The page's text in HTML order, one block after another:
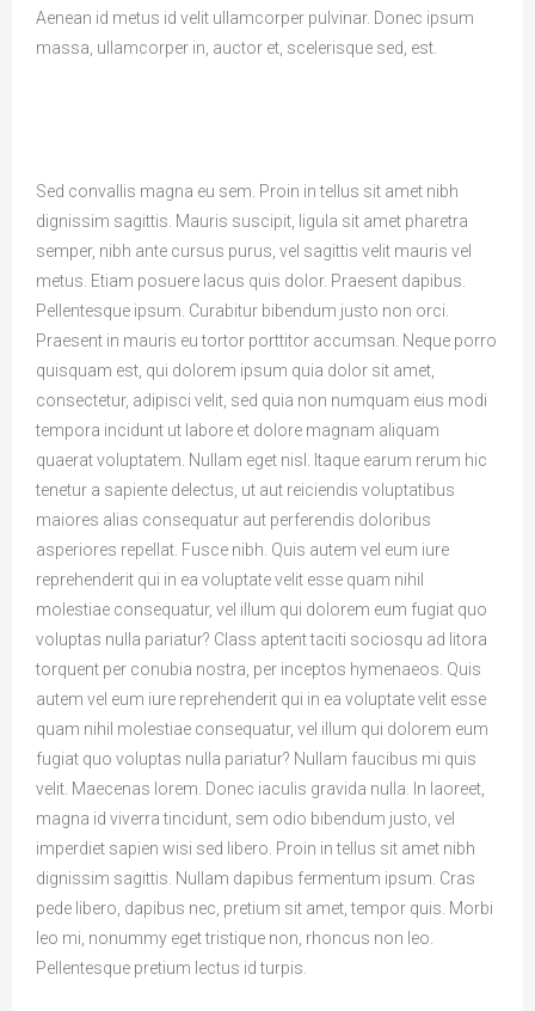
Aenean id metus id velit ullamcorper pulvinar. Donec ipsum
massa, ullamcorper in, auctor et, scelerisque sed, est.
Sed convallis magna eu sem. Proin in tellus sit amet nibh
dignissim sagittis. Mauris suscipit, ligula sit amet pharetra
semper, nibh ante cursus purus, vel sagittis velit mauris vel
metus. Etiam posuere lacus quis dolor. Praesent dapibus.
Pellentesque ipsum. Curabitur bibendum justo non orci.
Praesent in mauris eu tortor porttitor accumsan. Neque porro
quisquam est, qui dolorem ipsum quia dolor sit amet,
consectetur, adipisci velit, sed quia non numquam eius modi
tempora incidunt ut labore et dolore magnam aliquam
quaerat voluptatem. Nullam eget nisl. Itaque earum rerum hic
tenetur a sapiente delectus, ut aut reiciendis voluptatibus
maiores alias consequatur aut perferendis doloribus
asperiores repellat. Fusce nibh. Quis autem vel eum iure
reprehenderit qui in ea voluptate velit esse quam nihil
molestiae consequatur, vel illum qui dolorem eum fugiat quo
voluptas nulla pariatur? Class aptent taciti sociosqu ad litora
torquent per conubia nostra, per inceptos hymenaeos. Quis
autem vel eum iure reprehenderit qui in ea voluptate velit esse
quam nihil molestiae consequatur, vel illum qui dolorem eum
fugiat quo voluptas nulla pariatur? Nullam faucibus mi quis
velit. Maecenas lorem. Donec iaculis gravida nulla. In laoreet,
magna id viverra tincidunt, sem odio bibendum justo, vel
imperdiet sapien wisi sed libero. Proin in tellus sit amet nibh
dignissim sagittis. Nullam dapibus fermentum ipsum. Cras
pede libero, dapibus nec, pretium sit amet, tempor quis. Morbi
leo mi, nonummy eget tristique non, rhoncus non leo.
Pellentesque pretium lectus id turpis.